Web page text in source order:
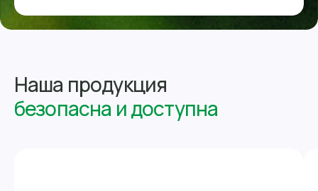
Наша продукция
безопасна и доступна